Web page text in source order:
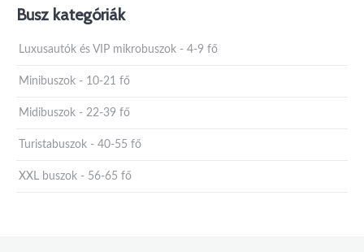
Busz kategóriák
Luxusautók és VIP mikrobuszok - 4-9 fő
Minibuszok - 10-21 fő
Midibuszok - 22-39 fő
Turistabuszok - 40-55 fő
XXL buszok - 56-65 fő